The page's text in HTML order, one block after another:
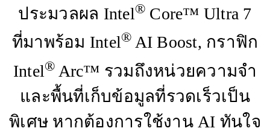
ประมวลผล Intel® Core™ Ultra 7
ที่มาพร้อม Intel® AI Boost, กราฟิก
Intel® Arc™ รวมถึงหน่วยความจำ
และพื้นที่เก็บข้อมูลที่รวดเร็วเป็น
พิเศษ หากต้องการใช้งาน AI ทันใจ